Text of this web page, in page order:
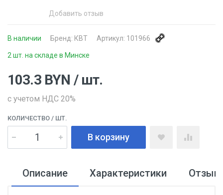
Добавить отзыв
В наличии Бренд: КВТ Артикул: 101966
2 шт. на складе в Минске
103.3 BYN / шт.
с учетом НДС 20%
КОЛИЧЕСТВО / ШТ.
В корзину
Описание Характеристики